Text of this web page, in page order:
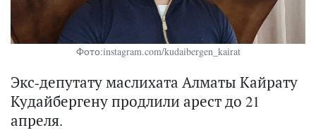
Фото:instagram.com/kudaibergen_kairat
Экс-депутату маслихата Алматы Кайрату
Кудайбергену продлили арест до 21
апреля.